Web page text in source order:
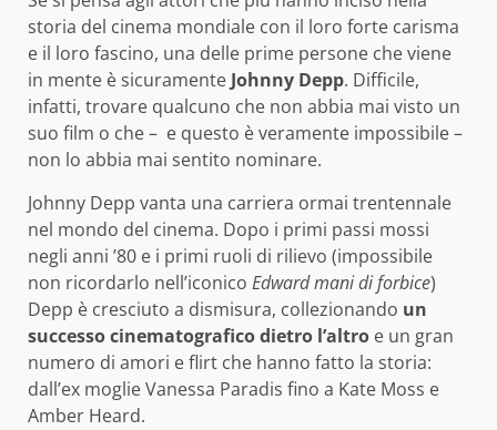
storia del cinema mondiale con il loro forte carisma
e il loro fascino, una delle prime persone che viene
in mente è sicuramente Johnny Depp. Difficile,
infatti, trovare qualcuno che non abbia mai visto un
suo film o che – e questo è veramente impossibile –
non lo abbia mai sentito nominare.
Johnny Depp vanta una carriera ormai trentennale
nel mondo del cinema. Dopo i primi passi mossi
negli anni ’80 e i primi ruoli di rilievo (impossibile
non ricordarlo nell’iconico Edward mani di forbice)
Depp è cresciuto a dismisura, collezionando un
successo cinematografico dietro l’altro e un gran
numero di amori e flirt che hanno fatto la storia:
dall’ex moglie Vanessa Paradis fino a Kate Moss e
Amber Heard.